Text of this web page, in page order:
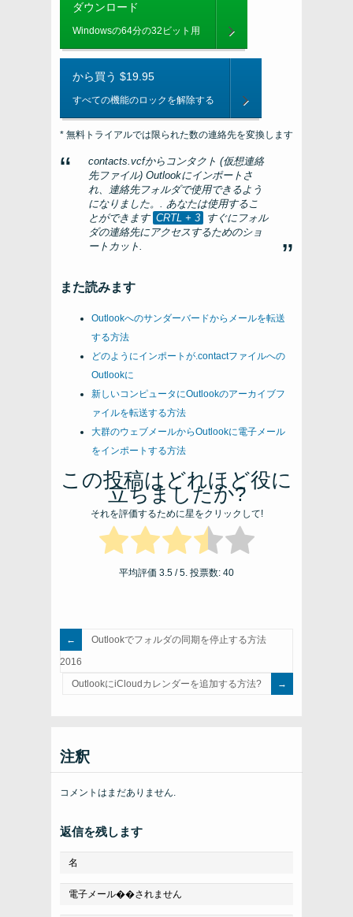
ダウンロード
Windowsの64分の32ビット用
から買う $19.95
すべての機能のロックを解除する
* 無料トライアルでは限られた数の連絡先を変換します
contacts.vcfからコンタクト (仮想連絡
先ファイル) Outlookにインポートさ
れ、連絡先フォルダで使用できるよう
になりました。. あなたは使用するこ
とができます CRTL + 3
すぐにフォル
ダの連絡先にアクセスするためのショ
ートカット.
また読みます
Outlookへのサンダーバードからメールを転送
する方法
どのようにインポートが.contactファイルへの
Outlookに
新しいコンピュータにOutlookのアーカイブフ
ァイルを転送する方法
大群のウェブメールからOutlookに電子メール
をインポートする方法
この投稿はどれほど役に
立ちましたか?
それを評価するために星をクリックして!
平均評価 3.5 / 5. 投票数: 40
Outlookでフォルダの同期を停止する方法
2016
OutlookにiCloudカレンダーを追加する方法?
注釈
コメントはまだありません.
返信を残します